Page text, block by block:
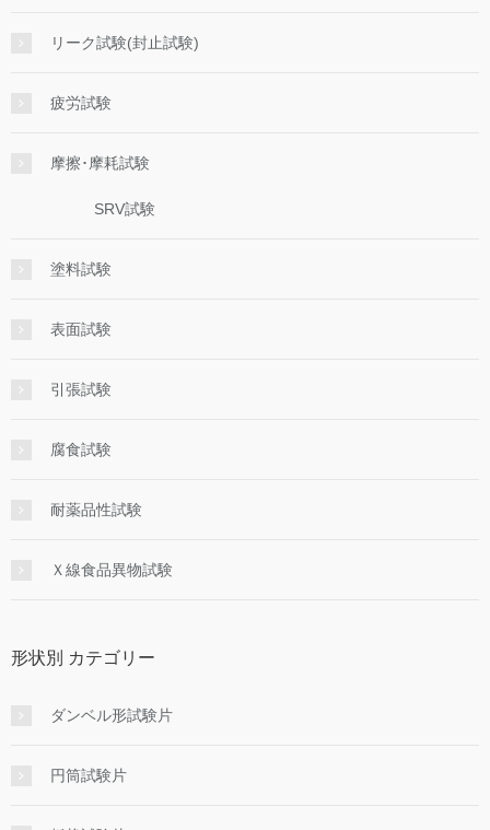
リーク試験(封止試験)
疲労試験
摩擦･摩耗試験
SRV試験
塗料試験
表面試験
引張試験
腐食試験
耐薬品性試験
Ｘ線食品異物試験
形状別 カテゴリー
ダンベル形試験片
円筒試験片